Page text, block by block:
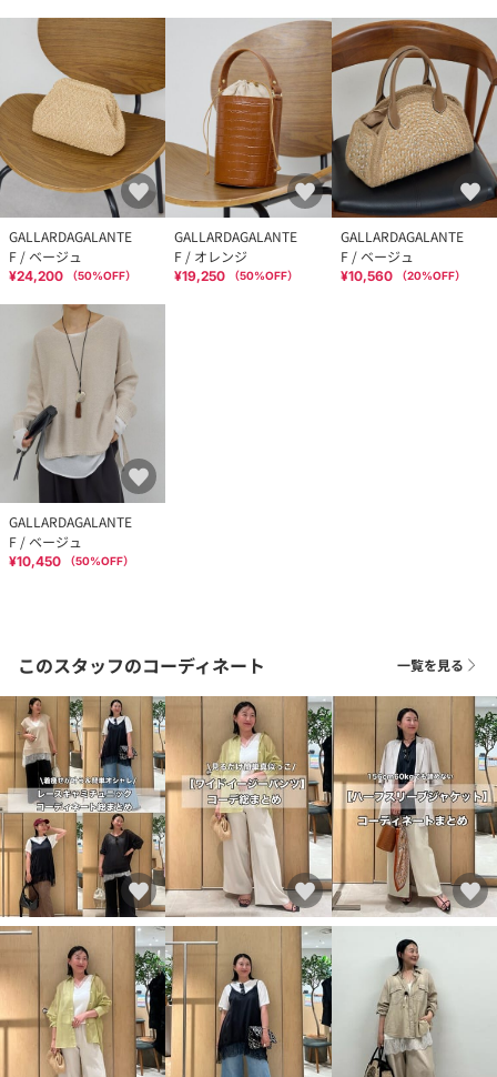
GALLARDAGALANTE
F / ベージュ
¥24,200 （50%OFF）
GALLARDAGALANTE
F / オレンジ
¥19,250 （50%OFF）
GALLARDAGALANTE
F / ベージュ
¥10,560 （20%OFF）
GALLARDAGALANTE
F / ベージュ
¥10,450 （50%OFF）
このスタッフのコーディネート 一覧を見る